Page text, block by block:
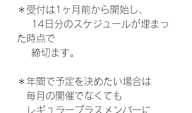
＊受付は1ヶ月前から開始し、
た時点で
    締切ます。
＊年間で予定を決めたい場合は
毎月の開催でなくても
レギュラープラスメンバーに